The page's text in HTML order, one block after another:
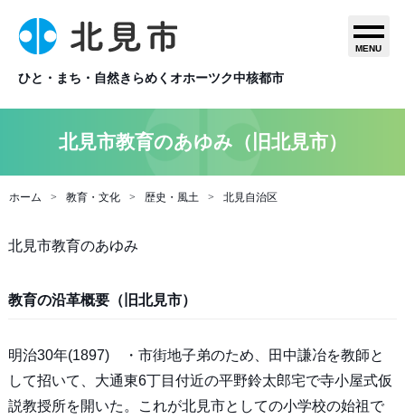
ひと・まち・自然きらめくオホーツク中核都市
MENU
北見市教育のあゆみ（旧北見市）
ホーム 教育・文化 歴史・風土 北見自治区
北見市教育のあゆみ
教育の沿革概要（旧北見市）
明治30年(1897) ・市街地子弟のため、田中謙冶を教師と
して招いて、大通東6丁目付近の平野鈴太郎宅で寺小屋式仮
説教授所を開いた。これが北見市としての小学校の始祖で